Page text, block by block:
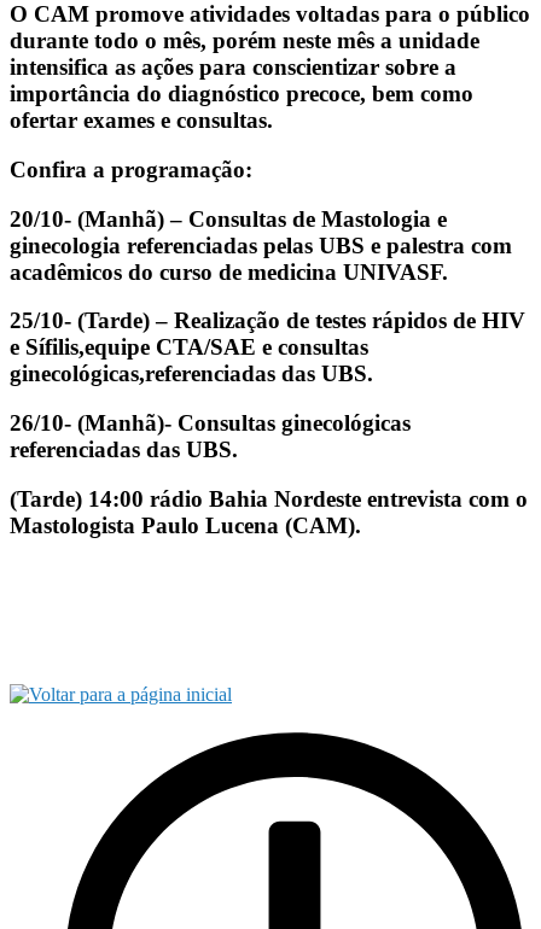
O CAM promove atividades voltadas para o público
durante todo o mês, porém neste mês a unidade
intensifica as ações para conscientizar sobre a
importância do diagnóstico precoce, bem como
ofertar exames e consultas.
Confira a programação:
20/10- (Manhã) – Consultas de Mastologia e
ginecologia referenciadas pelas UBS e palestra com
acadêmicos do curso de medicina UNIVASF.
25/10- (Tarde) – Realização de testes rápidos de HIV
e Sífilis,equipe CTA/SAE e consultas
ginecológicas,referenciadas das UBS.
26/10- (Manhã)- Consultas ginecológicas
referenciadas das UBS.
(Tarde) 14:00 rádio Bahia Nordeste entrevista com o
Mastologista Paulo Lucena (CAM).